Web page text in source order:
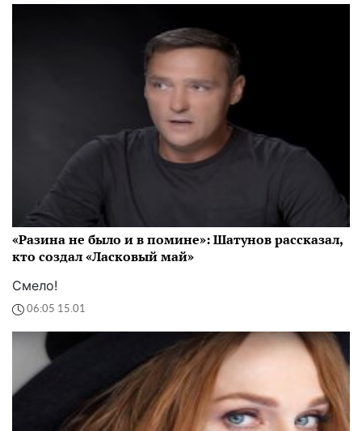
«Разина не было и в помине»: Шатунов рассказал,
кто создал «Ласковый май»
Смело!
06:05 15.01